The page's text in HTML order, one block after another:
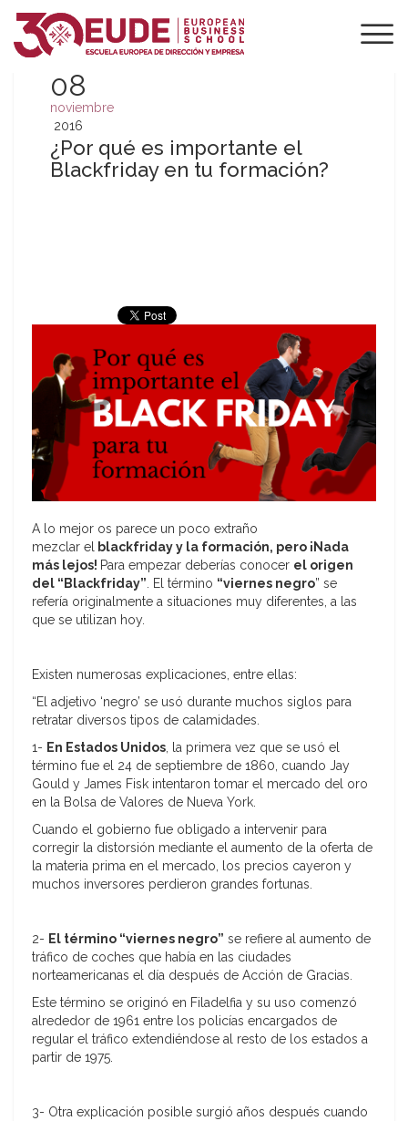
08
noviembre
2016
¿Por qué es importante el
Blackfriday en tu formación?
A lo mejor os parece un poco extraño
mezclar el
blackfriday y la formación, pero ¡Nada
más lejos! Para empezar deberías conocer el origen
del “Blackfriday” . El término “viernes negro” se
refería originalmente a situaciones muy diferentes, a las
que se utilizan hoy.
Existen numerosas explicaciones, entre ellas:
“El adjetivo ‘negro’ se usó durante muchos siglos para
retratar diversos tipos de calamidades.
1- En Estados Unidos , la primera vez que se usó el
término fue el 24 de septiembre de 1860, cuando Jay
Gould y James Fisk intentaron tomar el mercado del oro
en la Bolsa de Valores de Nueva York.
Cuando el gobierno fue obligado a intervenir para
corregir la distorsión mediante el aumento de la oferta de
la materia prima en el mercado, los precios cayeron y
muchos inversores perdieron grandes fortunas.
2- El término “viernes negro” se refiere al aumento de
tráfico de coches que había en las ciudades
norteamericanas el día después de Acción de Gracias.
Este término se originó en Filadelfia y su uso comenzó
alrededor de 1961 entre los policías encargados de
regular el tráfico extendiéndose al resto de los estados a
partir de 1975.
3- Otra explicación posible surgió años después cuando